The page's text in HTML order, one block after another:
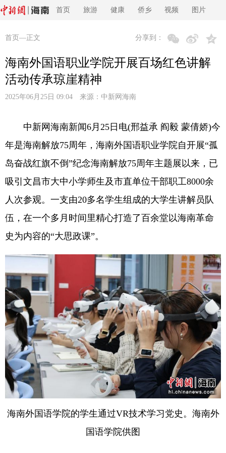
首页 旅游 健康 侨乡 视频 图片
首页 —正文 分享到：
海南外国语职业学院开展百场红色讲解
活动传承琼崖精神
2025年06月25日 09:04 来源： 中新网海南
中新网海南新闻6月25日电(邢益承 阎毅 蒙倩娇)今
年是海南解放75周年，海南外国语职业学院自开展“孤
岛奋战红旗不倒”纪念海南解放75周年主题展以来，已
吸引文昌市大中小学师生及市直单位干部职工8000余
人次参观。一支由20多名学生组成的大学生讲解员队
伍，在一个多月时间里精心打造了百余堂以海南革命
史为内容的“大思政课”。
海南外国语学院的学生通过VR技术学习党史。海南外
国语学院供图